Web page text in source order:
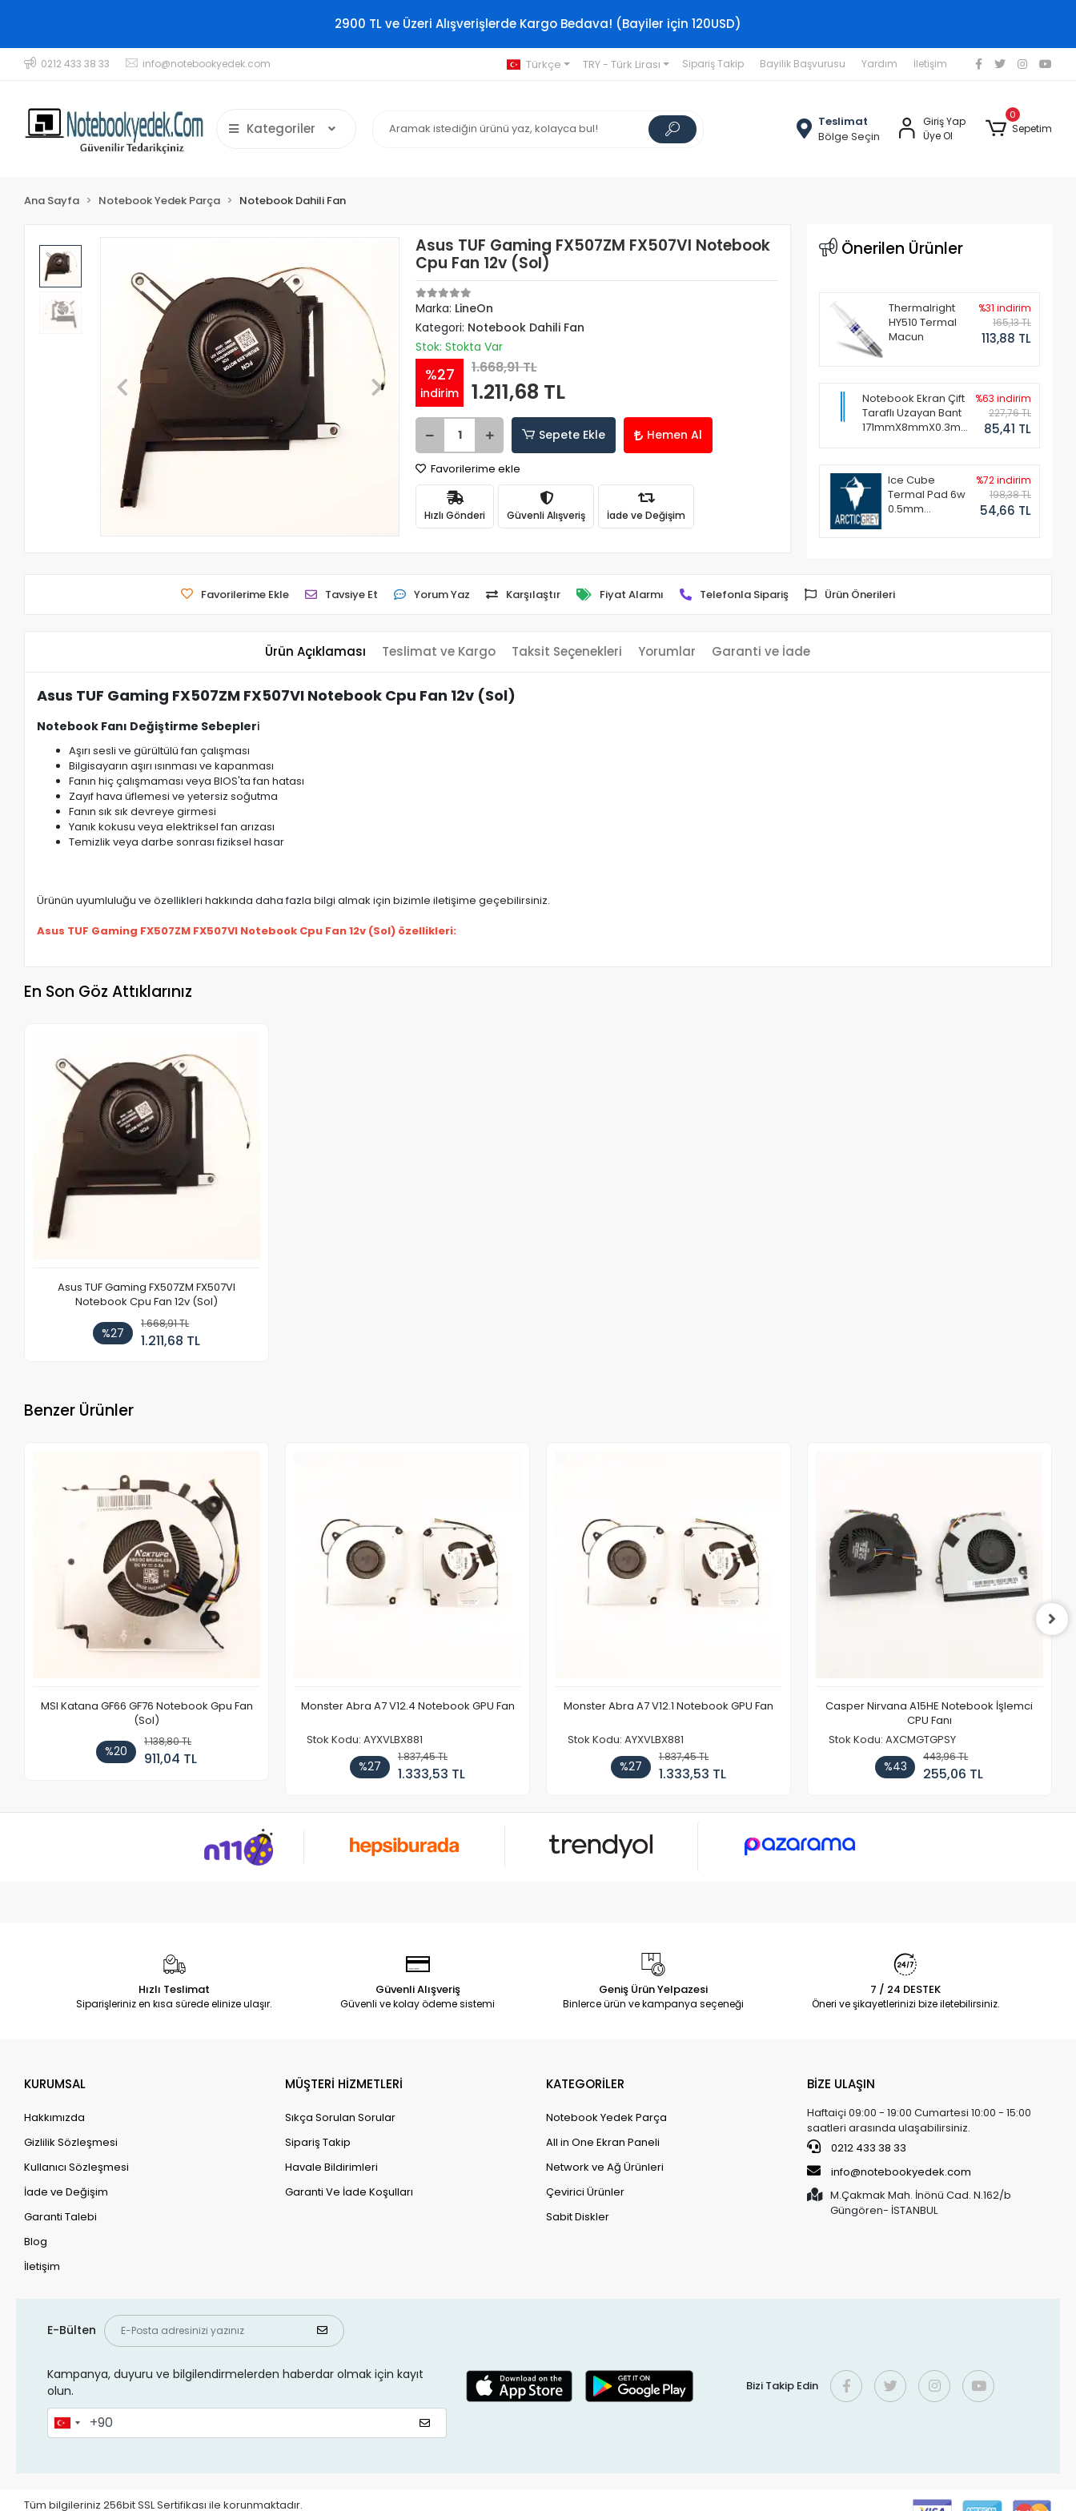
2900 TL ve Üzeri Alışverişlerde Kargo Bedava! (Bayiler için 120USD)
0212 433 38 33 info@notebookyedek.com Türkçe TRY - Türk Lirası Sipariş Takip Bayilik Başvurusu Yardım İletişim
Kategoriler
Teslimat
Bölge Seçin
Giriş Yap
Üye Ol
0
Sepetim
Ana Sayfa Notebook Yedek Parça Notebook Dahili Fan
Asus TUF Gaming FX507ZM FX507VI Notebook
Cpu Fan 12v (Sol)
Marka: LineOn
Kategori: Notebook Dahili Fan
Stok: Stokta Var
%27
indirim
1.668,91 TL
1.211,68 TL
Sepete Ekle Hemen Al
Favorilerime ekle
Hızlı Gönderi Güvenli Alışveriş İade ve Değişim
Önerilen Ürünler
Thermalright
HY510 Termal
Macun
%31 indirim
165,13 TL
113,88 TL
Notebook Ekran Çift
Taraflı Uzayan Bant
171mmX8mmX0.3mm
%63 indirim
227,76 TL
85,41 TL
Ice Cube
Termal Pad 6w
0.5mm
%72 indirim
198,38 TL
54,66 TL
Favorilerime Ekle Tavsiye Et Yorum Yaz Karşılaştır Fiyat Alarmı Telefonla Sipariş Ürün Önerileri
Ürün Açıklaması Teslimat ve Kargo Taksit Seçenekleri Yorumlar Garanti ve İade
Asus TUF Gaming FX507ZM FX507VI Notebook Cpu Fan 12v (Sol)
Notebook Fanı Değiştirme Sebepleri
Aşırı sesli ve gürültülü fan çalışması
Bilgisayarın aşırı ısınması ve kapanması
Fanın hiç çalışmaması veya BIOS'ta fan hatası
Zayıf hava üflemesi ve yetersiz soğutma
Fanın sık sık devreye girmesi
Yanık kokusu veya elektriksel fan arızası
Temizlik veya darbe sonrası fiziksel hasar
Ürünün uyumluluğu ve özellikleri hakkında daha fazla bilgi almak için bizimle iletişime geçebilirsiniz.
Asus TUF Gaming FX507ZM FX507VI Notebook Cpu Fan 12v (Sol) özellikleri:
En Son Göz Attıklarınız
Asus TUF Gaming FX507ZM FX507VI
Notebook Cpu Fan 12v (Sol)
%27
1.668,91 TL
1.211,68 TL
Benzer Ürünler
MSI Katana GF66 GF76 Notebook Gpu Fan
(Sol)
%20
1.138,80 TL
911,04 TL
Monster Abra A7 V12.4 Notebook GPU Fan
Stok Kodu: AYXVLBX881
%27
1.837,45 TL
1.333,53 TL
Monster Abra A7 V12.1 Notebook GPU Fan
Stok Kodu: AYXVLBX881
%27
1.837,45 TL
1.333,53 TL
Casper Nirvana A15HE Notebook İşlemci
CPU Fanı
Stok Kodu: AXCMGTGPSY
%43
443,96 TL
255,06 TL
Hızlı Teslimat
Siparişleriniz en kısa sürede elinize ulaşır.
Güvenli Alışveriş
Güvenli ve kolay ödeme sistemi
Geniş Ürün Yelpazesi
Binlerce ürün ve kampanya seçeneği
7 / 24 DESTEK
Öneri ve şikayetlerinizi bize iletebilirsiniz.
KURUMSAL
Hakkımızda
Gizlilik Sözleşmesi
Kullanıcı Sözleşmesi
İade ve Değişim
Garanti Talebi
Blog
İletişim
MÜŞTERİ HİZMETLERİ
Sıkça Sorulan Sorular
Sipariş Takip
Havale Bildirimleri
Garanti Ve İade Koşulları
KATEGORİLER
Notebook Yedek Parça
All in One Ekran Paneli
Network ve Ağ Ürünleri
Çevirici Ürünler
Sabit Diskler
BİZE ULAŞIN
Haftaiçi 09:00 - 19:00 Cumartesi 10:00 - 15:00
saatleri arasında ulaşabilirsiniz.
0212 433 38 33
info@notebookyedek.com
M.Çakmak Mah. İnönü Cad. N.162/b
Güngören- İSTANBUL
E-Bülten
Kampanya, duyuru ve bilgilendirmelerden haberdar olmak için kayıt
olun.
Bizi Takip Edin
Tüm bilgileriniz 256bit SSL Sertifikası ile korunmaktadır.